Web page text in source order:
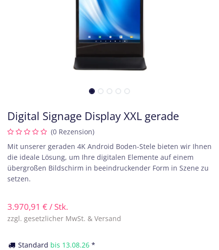
Digital Signage Display XXL gerade
(0 Rezension)
Mit unserer geraden 4K Android Boden-Stele bieten wir Ihnen
die ideale Lösung, um Ihre digitalen Elemente auf einem
übergroßen Bildschirm in beeindruckender Form in Szene zu
setzen.
3.970,91 €/ Stk.
zzgl. gesetzlicher MwSt. & Versand
Standard bis 13.08.26 *